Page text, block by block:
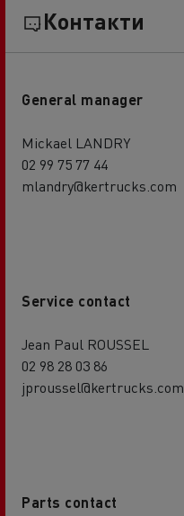
Контакти
General manager
Mickael LANDRY
02 99 75 77 44
mlandry@kertrucks.com
Service contact
Jean Paul ROUSSEL
02 98 28 03 86
jproussel@kertrucks.com
Parts contact